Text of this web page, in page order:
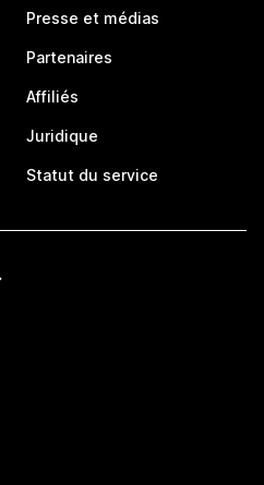
Presse et médias
Partenaires
Affiliés
Juridique
Statut du service